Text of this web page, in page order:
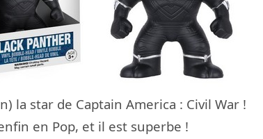
la star de Captain America : Civil War !
en Pop, et il est superbe !